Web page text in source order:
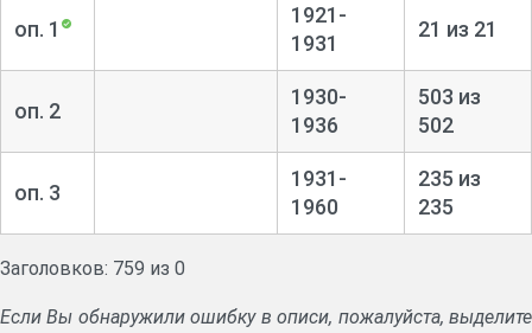
оп. 1
1921-
1931
21 из 21
оп. 2
1930-
1936
503 из
502
оп. 3
1931-
1960
235 из
235
Заголовков: 759 из 0
Если Вы обнаружили ошибку в описи, пожалуйста, выделите